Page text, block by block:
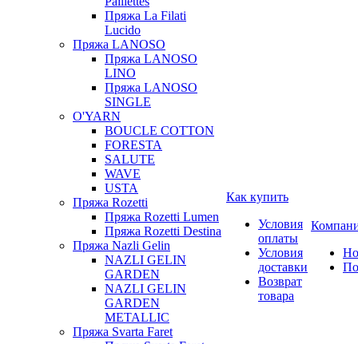
Пряжа La Filati
Lucido
Пряжа LANOSO
Пряжа LANOSO
LINO
Пряжа LANOSO
SINGLE
O'YARN
BOUCLE COTTON
FORESTA
SALUTE
WAVE
USTA
Пряжа Rozetti
Пряжа Rozetti Lumen
Пряжа Rozetti Destina
Пряжа Nazli Gelin
NAZLI GELIN
GARDEN
NAZLI GELIN
GARDEN
METALLIC
Пряжа Svarta Faret
Как купить
Условия
оплаты
Условия
доставки
Возврат
товара